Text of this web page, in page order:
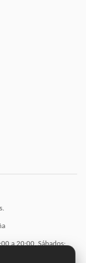
a 20:00, Sábados: